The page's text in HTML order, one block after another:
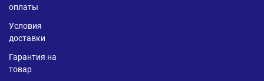
оплаты
Условия
доставки
Гарантия на
товар